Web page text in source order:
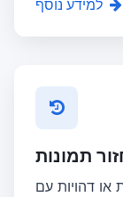
למידע נוסף
או דהויות עם